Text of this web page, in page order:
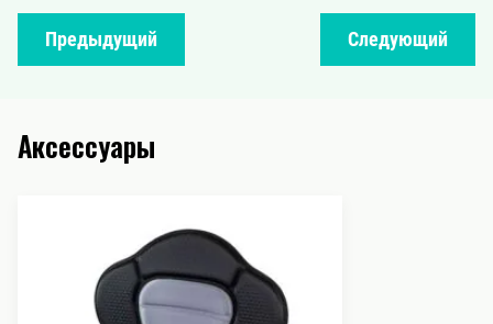
Предыдущий Следующий
Аксессуары